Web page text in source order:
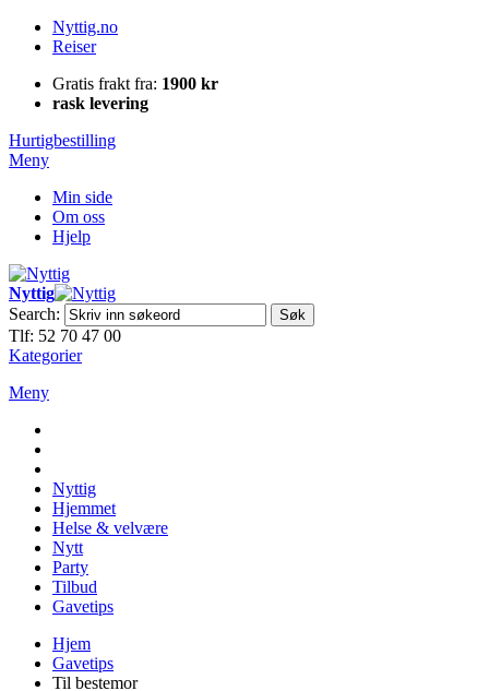
Nyttig.no
Reiser
Gratis frakt fra: 1900 kr
rask levering
Hurtigbestilling
Meny
Min side
Om oss
Hjelp
Nyttig
Search:
Søk
Tlf: 52 70 47 00
Kategorier
Meny
Nyttig
Hjemmet
Helse & velvære
Nytt
Party
Tilbud
Gavetips
Hjem
Gavetips
Til bestemor